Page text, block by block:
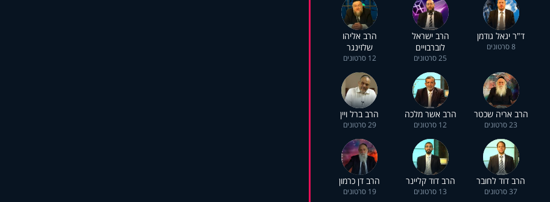
ד"ר יגאל גודמן
8 סרטונים
הרב ישראל
לוברבויים
25 סרטונים
הרב אליהו
שלזינגר
12 סרטונים
הרב אריה שכטר
23 סרטונים
הרב אשר מלכה
12 סרטונים
הרב ברל ויין
29 סרטונים
הרב דוד לחובר
37 סרטונים
הרב דוד קליינר
13 סרטונים
הרב דן כרמון
19 סרטונים